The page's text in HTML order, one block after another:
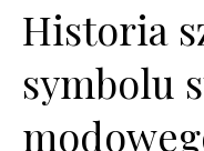
Historia
symbolu